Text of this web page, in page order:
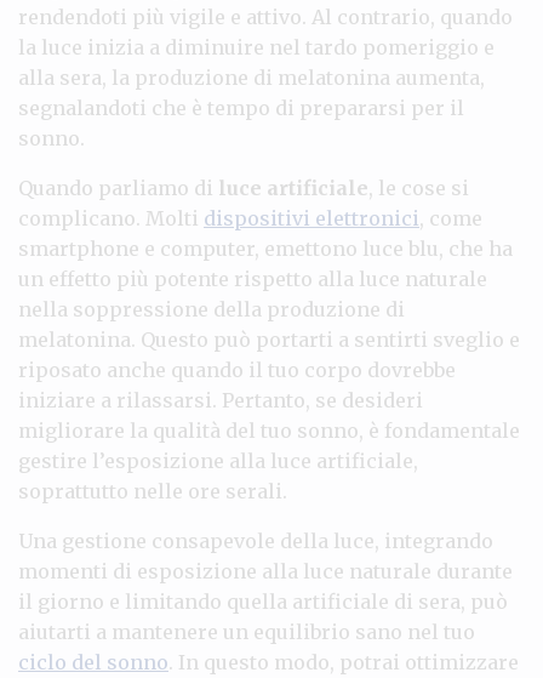
rendendoti più vigile e attivo. Al contrario, quando
la luce inizia a diminuire nel tardo pomeriggio e
alla sera, la produzione di melatonina aumenta,
segnalandoti che è tempo di prepararsi per il
sonno.
Quando parliamo di luce artificiale, le cose si
complicano. Molti dispositivi elettronici, come
smartphone e computer, emettono luce blu, che ha
un effetto più potente rispetto alla luce naturale
nella soppressione della produzione di
melatonina. Questo può portarti a sentirti sveglio e
riposato anche quando il tuo corpo dovrebbe
iniziare a rilassarsi. Pertanto, se desideri
migliorare la qualità del tuo sonno, è fondamentale
gestire l’esposizione alla luce artificiale,
soprattutto nelle ore serali.
Una gestione consapevole della luce, integrando
momenti di esposizione alla luce naturale durante
il giorno e limitando quella artificiale di sera, può
aiutarti a mantenere un equilibrio sano nel tuo
ciclo del sonno. In questo modo, potrai ottimizzare